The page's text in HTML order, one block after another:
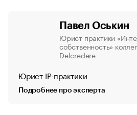
Павел Оськин
Юрист практики
собственность»
Delcredere
Юрист IP-практики
Подробнее про эксперта